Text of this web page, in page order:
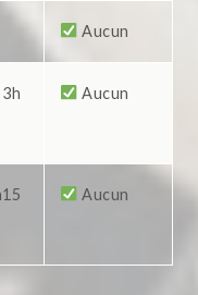
Aucun
Aucun
Aucun